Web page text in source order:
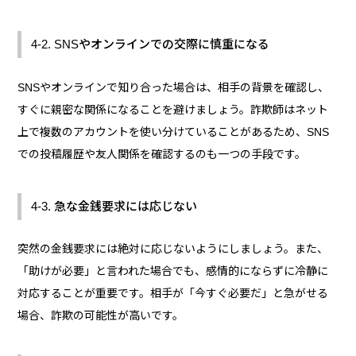
4-2. SNSやオンラインでの交際に慎重になる
SNSやオンラインで知り合った場合は、相手の背景を確認し、
すぐに親密な関係になることを避けましょう。詐欺師はネット
上で複数のアカウントを使い分けていることがあるため、SNS
での投稿履歴や友人関係を確認するのも一つの手段です。
4-3. 急な金銭要求には応じない
突然の金銭要求には絶対に応じないようにしましょう。また、
「助けが必要」と言われた場合でも、感情的にならずに冷静に
対応することが重要です。相手が「今すぐ必要だ」と急がせる
場合、詐欺の可能性が高いです。